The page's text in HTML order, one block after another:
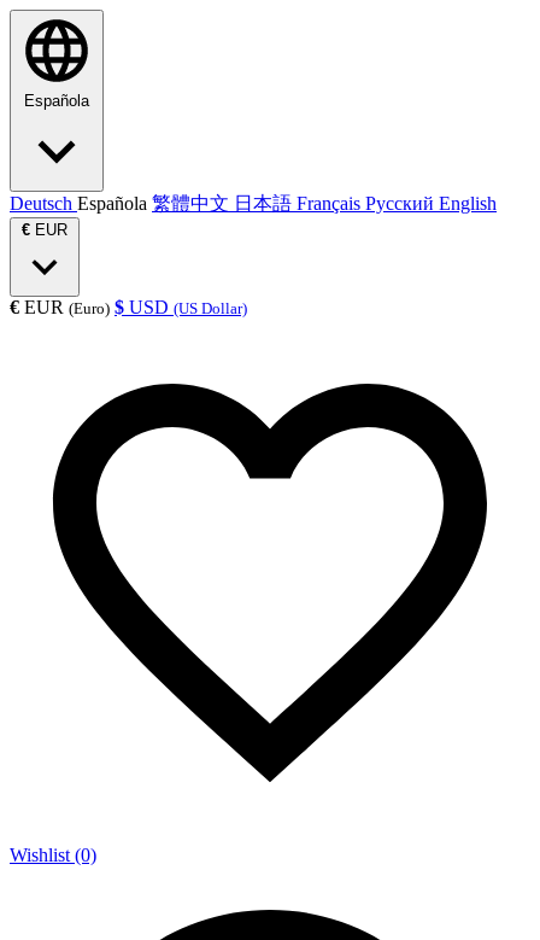
Española
Deutsch Española 繁體中文 日本語 Français Русский English
€ EUR
€ EUR (Euro) $ USD (US Dollar)
Wishlist (0)